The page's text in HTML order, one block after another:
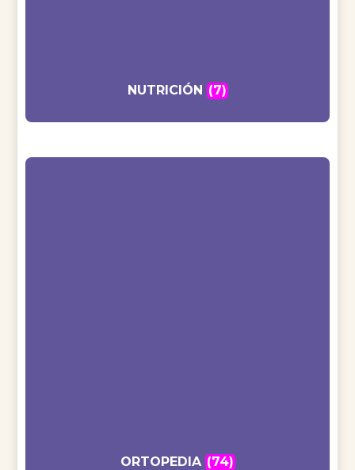
NUTRICIÓN (7)
ORTOPEDIA (74)